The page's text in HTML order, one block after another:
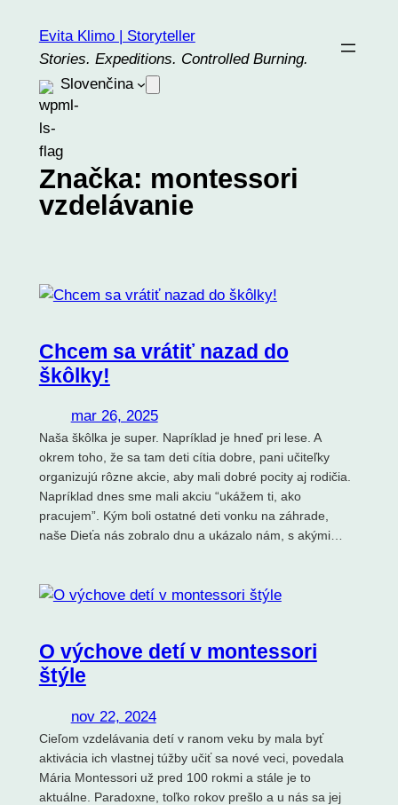
obsah
Evita Klimo | Storyteller
Stories. Expeditions. Controlled Burning.
Slovenčina
Značka: montessori
vzdelávanie
Chcem sa vrátiť nazad do
škôlky!
mar 26, 2025
Naša škôlka je super. Napríklad je hneď pri lese. A
okrem toho, že sa tam deti cítia dobre, pani učiteľky
organizujú rôzne akcie, aby mali dobré pocity aj rodičia.
Napríklad dnes sme mali akciu “ukážem ti, ako
pracujem”. Kým boli ostatné deti vonku na záhrade,
naše Dieťa nás zobralo dnu a ukázalo nám, s akými…
O výchove detí v montessori
štýle
nov 22, 2024
Cieľom vzdelávania detí v ranom veku by mala byť
aktivácia ich vlastnej túžby učiť sa nové veci, povedala
Mária Montessori už pred 100 rokmi a stále je to
aktuálne. Paradoxne, toľko rokov prešlo a u nás sa jej